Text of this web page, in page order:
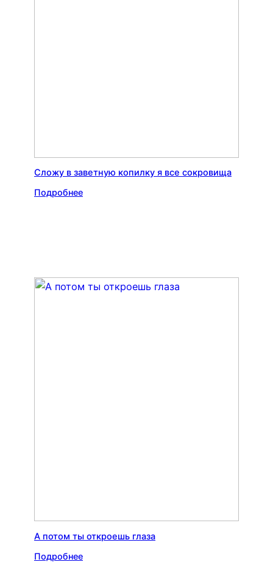
Сложу в заветную копилку я все сокровища
Подробнее
А потом ты откроешь глаза
Подробнее